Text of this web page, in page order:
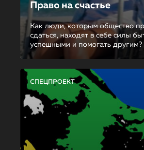
Право на счастье
Как люди, которым общество
сдаться, находят в себе силы
успешными и помогать другим?
СПЕЦПРОЕКТ